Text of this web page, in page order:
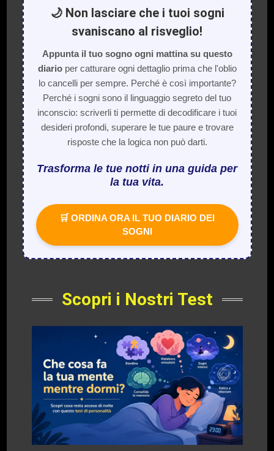
🌙 Non lasciare che i tuoi sogni
svaniscano al risveglio!
Appunta il tuo sogno ogni mattina su questo
diarioper catturare ogni dettaglio prima che l'oblio
lo cancelli per sempre. Perché è così importante?
Perché i sogni sono il linguaggio segreto del tuo
inconscio: scriverli ti permette di decodificare i tuoi
desideri profondi, superare le tue paure e trovare
risposte che la logica non può darti.
Trasforma le tue notti in una guida per
la tua vita.
🛒 ORDINA ORA IL TUO DIARIO DEI
SOGNI
Scopri i Nostri Test